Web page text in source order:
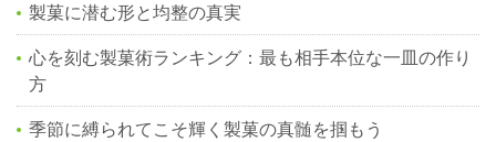
製菓に潜む形と均整の真実
心を刻む製菓術ランキング：最も相手本位な一皿の作り
方
季節に縛られてこそ輝く製菓の真髄を掴もう